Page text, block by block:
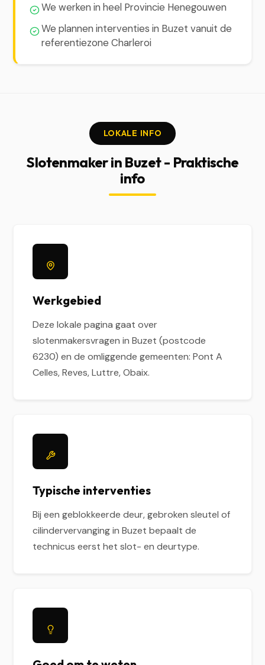
We werken in heel Provincie Henegouwen
We plannen interventies in Buzet vanuit de
referentiezone Charleroi
LOKALE INFO
Slotenmaker in Buzet - Praktische
info
Werkgebied
Deze lokale pagina gaat over
slotenmakersvragen in Buzet (postcode
6230) en de omliggende gemeenten: Pont A
Celles, Reves, Luttre, Obaix.
Typische interventies
Bij een geblokkeerde deur, gebroken sleutel of
cilindervervanging in Buzet bepaalt de
technicus eerst het slot- en deurtype.